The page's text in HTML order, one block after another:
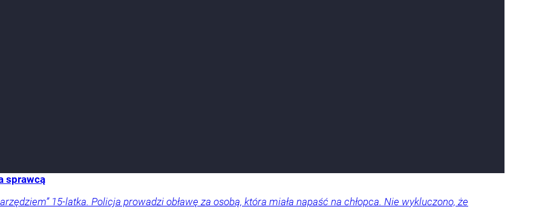
sprawcą
15-latka. Policja prowadzi obławę za osobą, która miała napaść na chłopca. Nie wykluczono, że